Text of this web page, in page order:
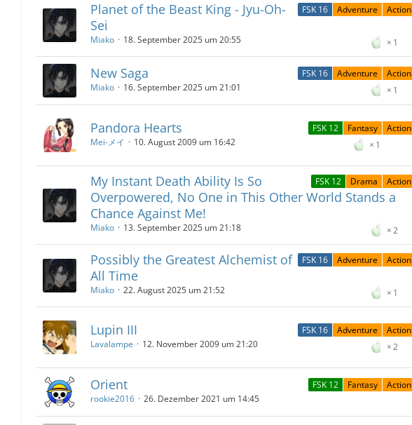
FSK 16 Adventure Action
Planet of the Beast King - Jyu-Oh-
Sei
1
Miako 18. September 2025 um 20:55
FSK 16 Adventure Action
New Saga
1
Miako 16. September 2025 um 21:01
FSK 12 Fantasy Action
Pandora Hearts
1
Mei-メイ 10. August 2009 um 16:42
FSK 12 Drama Action
My Instant Death Ability Is So
Overpowered, No One in This Other World Stands a
Chance Against Me!
2
Miako 13. September 2025 um 21:18
FSK 16 Adventure Action
Possibly the Greatest Alchemist of
All Time
1
Miako 22. August 2025 um 21:52
FSK 16 Adventure Action
Lupin III
2
Lavalampe 12. November 2009 um 21:20
FSK 12 Fantasy Action
Orient
rookie2016 26. Dezember 2021 um 14:45